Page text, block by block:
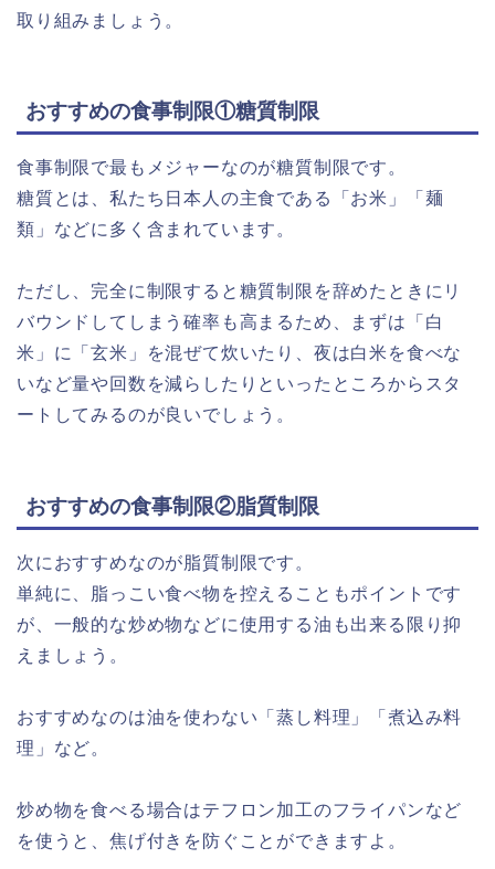
取り組みましょう。
おすすめの食事制限①糖質制限
食事制限で最もメジャーなのが糖質制限です。
糖質とは、私たち日本人の主食である「お米」「麺
類」などに多く含まれています。
ただし、完全に制限すると糖質制限を辞めたときにリ
バウンドしてしまう確率も高まるため、まずは「白
米」に「玄米」を混ぜて炊いたり、夜は白米を食べな
いなど量や回数を減らしたりといったところからスタ
ートしてみるのが良いでしょう。
おすすめの食事制限②脂質制限
次におすすめなのが脂質制限です。
単純に、脂っこい食べ物を控えることもポイントです
が、一般的な炒め物などに使用する油も出来る限り抑
えましょう。
おすすめなのは油を使わない「蒸し料理」「煮込み料
理」など。
炒め物を食べる場合はテフロン加工のフライパンなど
を使うと、焦げ付きを防ぐことができますよ。